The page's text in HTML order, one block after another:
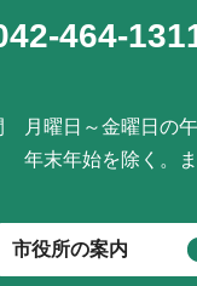
464-
月曜日～金曜日の
年末年始を除く。
市役所の案内